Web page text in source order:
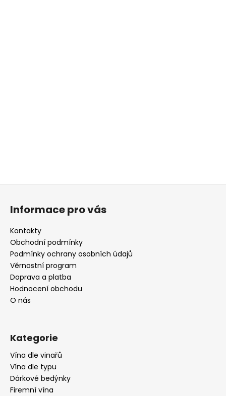
Informace pro vás
Kontakty
Obchodní podmínky
Podmínky ochrany osobních údajů
Věrnostní program
Doprava a platba
Hodnocení obchodu
O nás
Kategorie
Vína dle vinařů
Vína dle typu
Dárkové bedýnky
Firemní vína